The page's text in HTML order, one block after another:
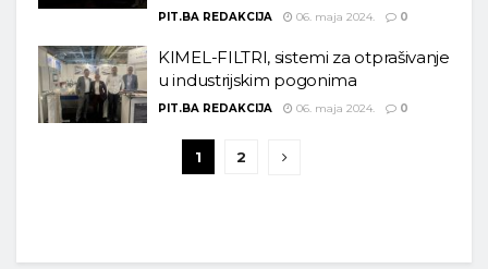
PIT.BA REDAKCIJA 06. maja 2024. 0
KIMEL-FILTRI, sistemi za otprašivanje
u industrijskim pogonima
PIT.BA REDAKCIJA 06. maja 2024. 0
1 2